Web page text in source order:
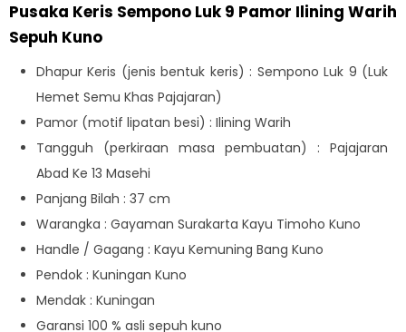
Pusaka Keris Sempono Luk 9 Pamor Ilining Warih
Sepuh Kuno
Dhapur Keris (jenis bentuk keris) : Sempono Luk 9 (Luk
Hemet Semu Khas Pajajaran)
Pamor (motif lipatan besi) : Ilining Warih
Tangguh (perkiraan masa pembuatan) : Pajajaran
Abad Ke 13 Masehi
Panjang Bilah : 37 cm
Warangka : Gayaman Surakarta Kayu Timoho Kuno
Handle / Gagang : Kayu Kemuning Bang Kuno
Pendok : Kuningan Kuno
Mendak : Kuningan
Garansi 100 % asli sepuh kuno